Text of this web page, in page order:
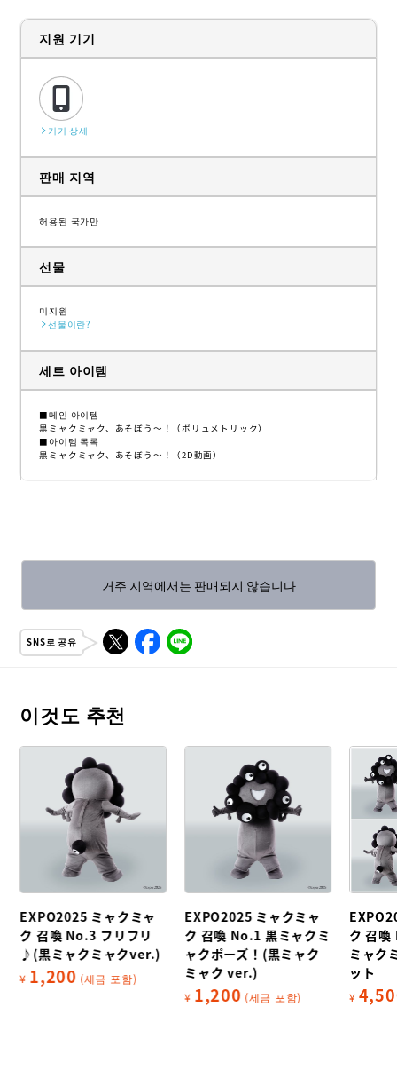
지원 기기
기기 상세
판매 지역
허용된 국가만
선물
미지원
선물이란?
세트 아이템
■메인 아이템
黒ミャクミャク、あそぼう～！（ボリュメトリック）
■아이템 목록
黒ミャクミャク、あそぼう～！（2D動画）
거주 지역에서는 판매되지 않습니다
SNS로 공유
이것도 추천
EXPO2025 ミャクミャ
ク 召喚 No.3 フリフリ
♪(黒ミャクミャクver.)
¥ 1,200 (세금 포함)
EXPO2025 ミャクミャ
ク 召喚 No.1 黒ミャクミ
ャクポーズ！(黒ミャク
ミャク ver.)
¥ 1,200 (세금 포함)
ク 召
ミャク
ット
¥